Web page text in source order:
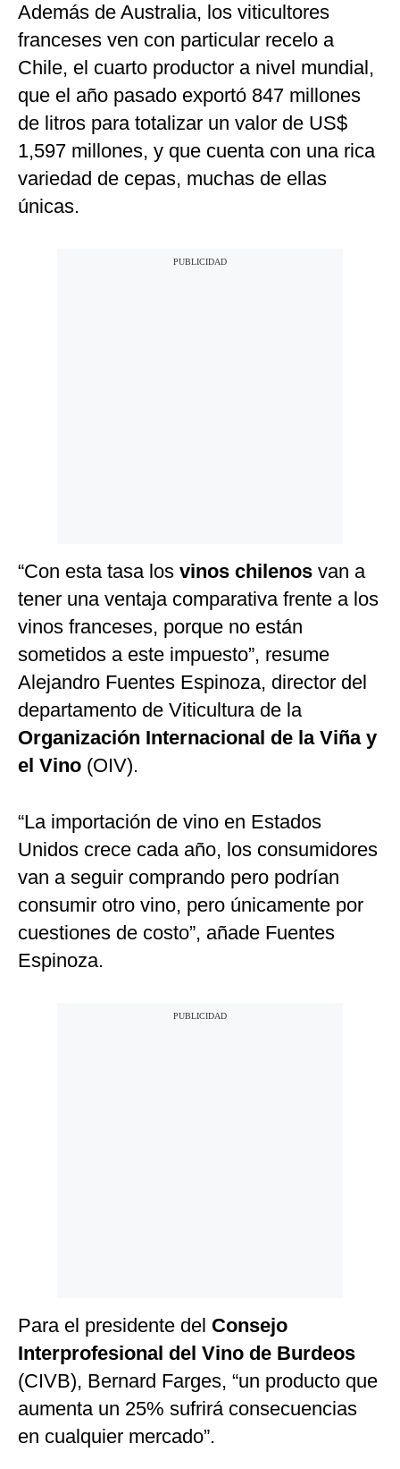
Además de Australia, los viticultores
franceses ven con particular recelo a
Chile, el cuarto productor a nivel mundial,
que el año pasado exportó 847 millones
de litros para totalizar un valor de US$
1,597 millones, y que cuenta con una rica
variedad de cepas, muchas de ellas
únicas.
“Con esta tasa los vinos chilenos van a
tener una ventaja comparativa frente a los
vinos franceses, porque no están
sometidos a este impuesto”, resume
Alejandro Fuentes Espinoza, director del
departamento de Viticultura de la
Organización Internacional de la Viña y
el Vino (OIV).
“La importación de vino en Estados
Unidos crece cada año, los consumidores
van a seguir comprando pero podrían
consumir otro vino, pero únicamente por
cuestiones de costo”, añade Fuentes
Espinoza.
Para el presidente del Consejo
Interprofesional del Vino de Burdeos
(CIVB), Bernard Farges, “un producto que
aumenta un 25% sufrirá consecuencias
en cualquier mercado”.